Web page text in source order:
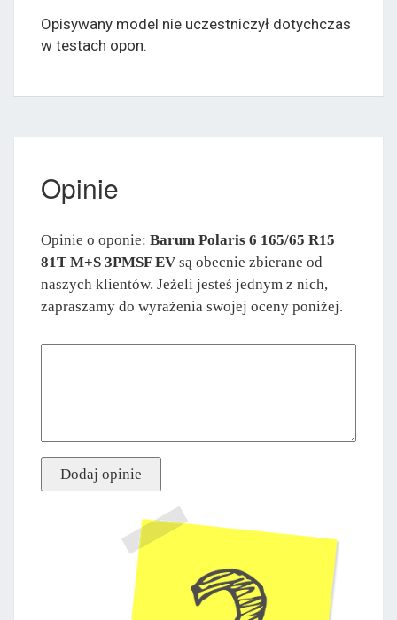
Opisywany model nie uczestniczył dotychczas
w testach opon.
Opinie
Opinie o oponie: Barum Polaris 6 165/65 R15
81T M+S 3PMSF EV są obecnie zbierane od
naszych klientów. Jeżeli jesteś jednym z nich,
zapraszamy do wyrażenia swojej oceny poniżej.